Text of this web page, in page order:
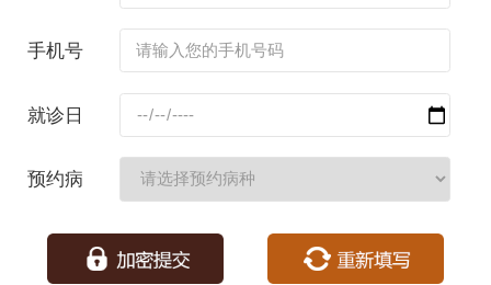
手机号
就诊日
预约病